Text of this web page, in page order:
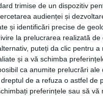
trimise de un dispozitiv
audienței și
și identificări precise de
la prelucrarea realizată
puteți da clic pentru a
și a vă schimba
ca anumite prelucrări
de a refuza o astfel de
preferințele sau să vă